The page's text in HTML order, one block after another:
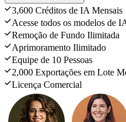
3,600 Créditos de IA Mensais
Acesse todos os modelos de
Remoção de Fundo Ilimitada
Aprimoramento Ilimitado
Equipe de 10 Pessoas
2,000 Exportações em Lote
Licença Comercial